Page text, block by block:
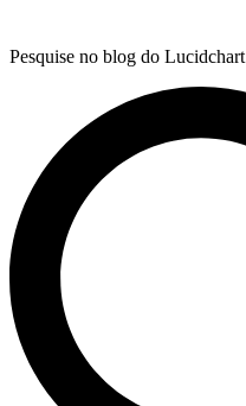
Pesquise no blog do Lucidchart